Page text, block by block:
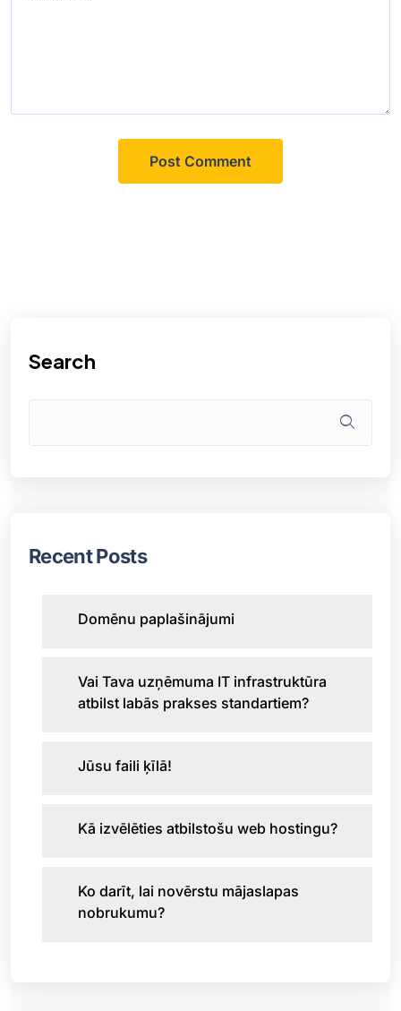
Search
Recent Posts
Domēnu paplašinājumi
Vai Tava uzņēmuma IT infrastruktūra
atbilst labās prakses standartiem?
Jūsu faili ķīlā!
Kā izvēlēties atbilstošu web hostingu?
Ko darīt, lai novērstu mājaslapas
nobrukumu?